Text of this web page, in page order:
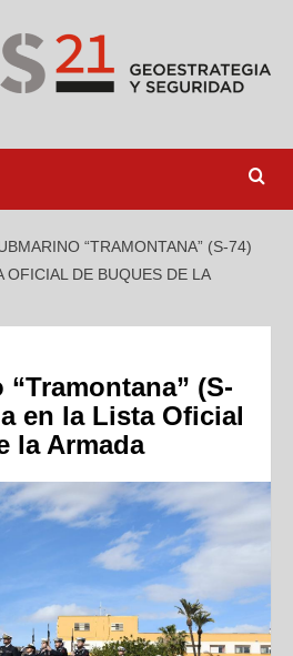
“TRAMONTANA” (S-74)
OFICIAL DE BUQUES DE LA
(S-
en la Lista Oficial
la Armada